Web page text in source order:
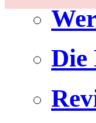
Die